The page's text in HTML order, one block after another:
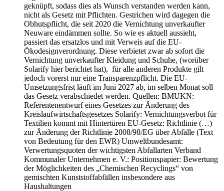
geknüpft, sodass dies als Wunsch verstanden werden kann,
nicht als Gesetz mit Pflichten. Gestrichen wird dagegen die
Obhutspflicht, die seit 2020 die Vernichtung unverkaufter
Neuware eindämmen sollte. So wie es aktuell aussieht,
passiert das ersatzlos und mit Verweis auf die EU-
Ökodesignverordnung. Diese verbietet zwar ab sofort die
Vernichtung unverkaufter Kleidung und Schuhe, (worüber
Solarify hier berichtet hat), für alle anderen Produkte gilt
jedoch vorerst nur eine Transparenzpflicht. Die EU-
Umsetzungsfrist läuft im Juni 2027 ab, im selben Monat soll
das Gesetz verabschiedet werden. Quellen: BMUKN:
Referentenentwurf eines Gesetzes zur Änderung des
Kreislaufwirtschaftsgesetzes Solarify: Vernichtungsverbot für
Textilien kommt mit Hintertüren EU-Gesetz: Richtlinie (…)
zur Änderung der Richtlinie 2008/98/EG über Abfälle (Text
von Bedeutung für den EWR) Umweltbundesamt:
Verwertungsquoten der wichtigsten Abfallarten Verband
Kommunaler Unternehmen e. V.: Positionspapier: Bewertung
der Möglichkeiten des „Chemischen Recyclings“ von
gemischten Kunststoffabfällen insbesondere aus
Haushaltungen